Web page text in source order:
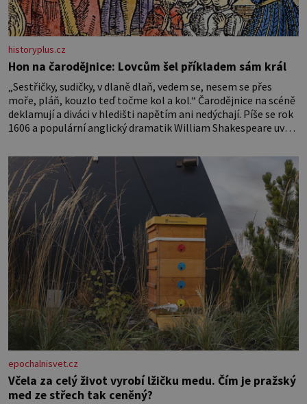
historyplus.cz
Hon na čarodějnice: Lovcům šel příkladem sám král
„Sestřičky, sudičky, v dlaně dlaň, vedem se, nesem se přes
moře, pláň, kouzlo teď točme kol a kol.“ Čarodějnice na scéně
deklamují a diváci v hledišti napětím ani nedýchají. Píše se rok
1606 a populární anglický dramatik William Shakespeare uvádí
roce 1603 vystřídal
epochalnisvet.cz
Včela za celý život vyrobí lžičku medu. Čím je pražský
med ze střech tak ceněný?